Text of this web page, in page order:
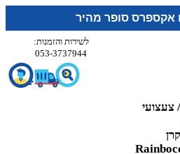
סופר מהיר
לשירות והזמנות:
053-3737944
/ צעצועי